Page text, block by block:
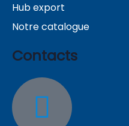
Hub export
Notre catalogue
Contacts